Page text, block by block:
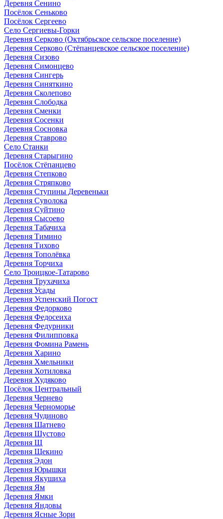
Деревня Сенино
Посёлок Сеньково
Посёлок Сергеево
Село Сергиевы-Горки
Деревня Серково (Октябрьское сельское поселение)
Деревня Серково (Стёпанцевское сельское поселение)
Деревня Сизово
Деревня Симонцево
Деревня Сингерь
Деревня Синяткино
Деревня Сколепово
Деревня Слободка
Деревня Сменки
Деревня Сосенки
Деревня Сосновка
Деревня Ставрово
Село Станки
Деревня Старыгино
Посёлок Стёпанцево
Деревня Степково
Деревня Стряпково
Деревня Ступины Деревеньки
Деревня Суволока
Деревня Суйтино
Деревня Сысоево
Деревня Табачиха
Деревня Тимино
Деревня Тихово
Деревня Тополёвка
Деревня Торчиха
Село Троицкое-Татарово
Деревня Трухачиха
Деревня Усады
Деревня Успенский Погост
Деревня Федорково
Деревня Федосеиха
Деревня Федурники
Деревня Филипповка
Деревня Фомина Рамень
Деревня Харино
Деревня Хмельники
Деревня Хотиловка
Деревня Худяково
Посёлок Центральный
Деревня Чернево
Деревня Черноморье
Деревня Чудиново
Деревня Шатнево
Деревня Шустово
Деревня Щ
Деревня Щекино
Деревня Эдон
Деревня Юрышки
Деревня Якушиха
Деревня Ям
Деревня Ямки
Деревня Яндовы
Деревня Ясные Зори